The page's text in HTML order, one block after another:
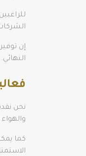
إن
النهائي.
نحن
كما